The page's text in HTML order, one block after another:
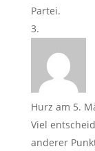
Partei.
Hurz am 5.
Viel
anderer